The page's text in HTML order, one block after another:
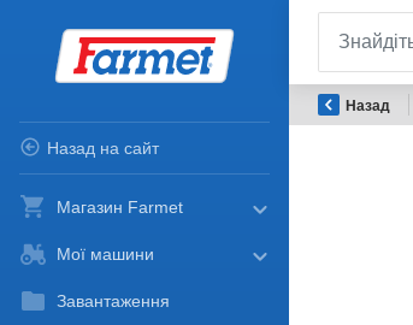
Назад на сайт
Магазин Farmet
Мої машини
Завантаження
Назад